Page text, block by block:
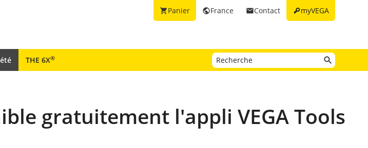
keymyVEGA
emailContact
publicFrance
shopping_cartPanier
THE 6X®
gratuitement l'appli VEGA Tools